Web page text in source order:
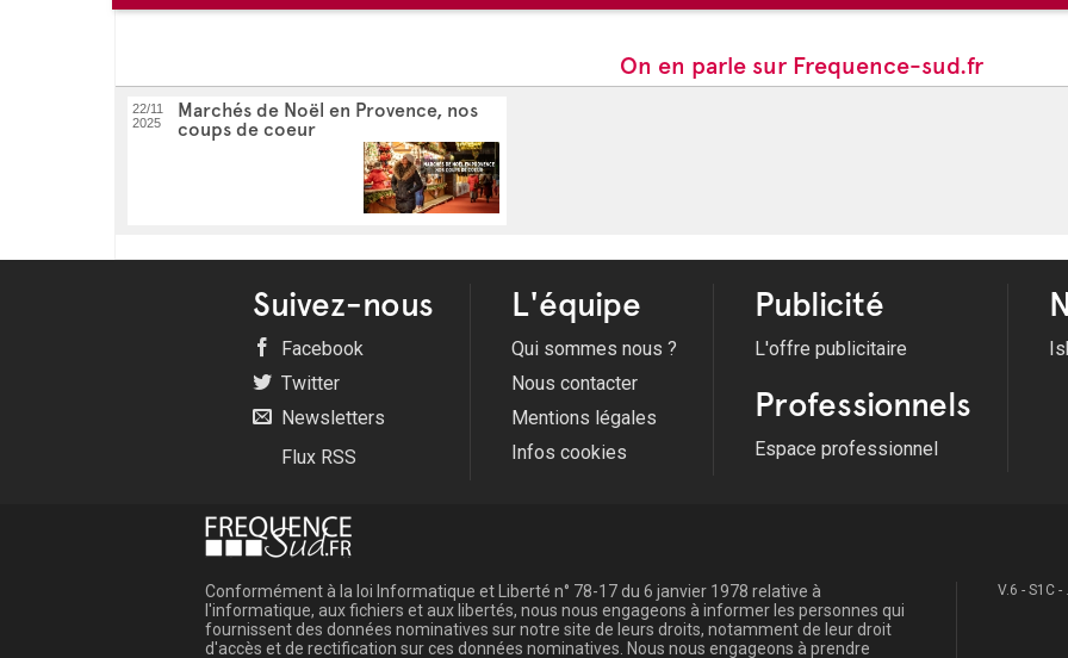
On en parle sur Frequence-sud.fr
22/11
2025
Marchés de Noël en Provence, nos
coups de coeur
Suivez-nous
Facebook
Twitter
Newsletters
Flux RSS
L'équipe
Qui sommes nous ?
Nous contacter
Mentions légales
Infos cookies
Publicité
L'offre publicitaire
Professionnels
Espace professionnel
Conformément à la loi Informatique et Liberté n° 78-17 du 6 janvier 1978 relative à
l'informatique, aux fichiers et aux libertés, nous nous engageons à informer les personnes qui
fournissent des données nominatives sur notre site de leurs droits, notamment de leur droit
d'accès et de rectification sur ces données nominatives. Nous nous engageons à prendre
V.6 - S1C